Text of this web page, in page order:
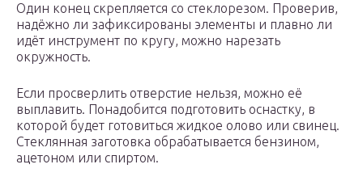
Один конец скрепляется со стеклорезом. Проверив,
надёжно ли зафиксированы элементы и плавно ли
идёт инструмент по кругу, можно нарезать
окружность.
Если просверлить отверстие нельзя, можно её
выплавить. Понадобится подготовить оснастку, в
которой будет готовиться жидкое олово или свинец.
Стеклянная заготовка обрабатывается бензином,
ацетоном или спиртом.